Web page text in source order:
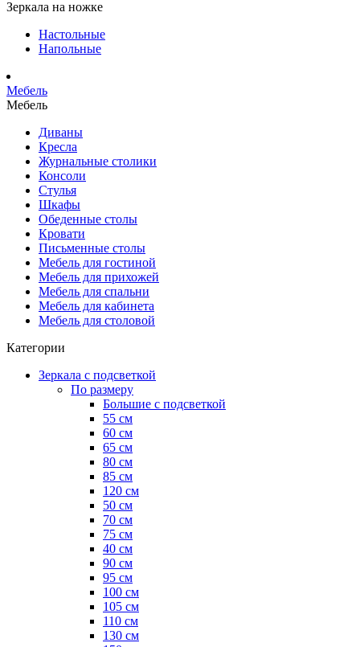
Зеркала на ножке
Настольные
Напольные
Мебель
Мебель
Диваны
Кресла
Журнальные столики
Консоли
Стулья
Шкафы
Обеденные столы
Кровати
Письменные столы
Мебель для гостиной
Мебель для прихожей
Мебель для спальни
Мебель для кабинета
Мебель для столовой
Категории
Зеркала с подсветкой
По размеру
Большие с подсветкой
55 см
60 см
65 см
80 см
85 см
120 см
50 см
70 см
75 см
40 см
90 см
95 см
100 см
105 см
110 см
130 см